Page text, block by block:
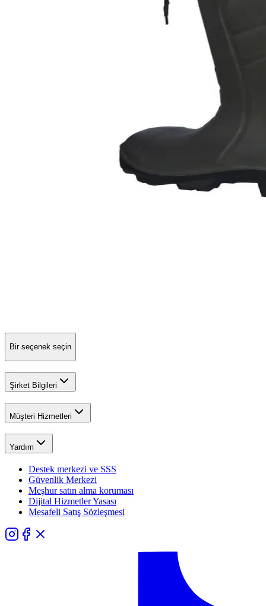
Bir seçenek seçin
Şirket Bilgileri
Müşteri Hizmetleri
Yardım
Destek merkezi ve SSS
Güvenlik Merkezi
Meşhur satın alma koruması
Dijital Hizmetler Yasası
Mesafeli Satış Sözleşmesi